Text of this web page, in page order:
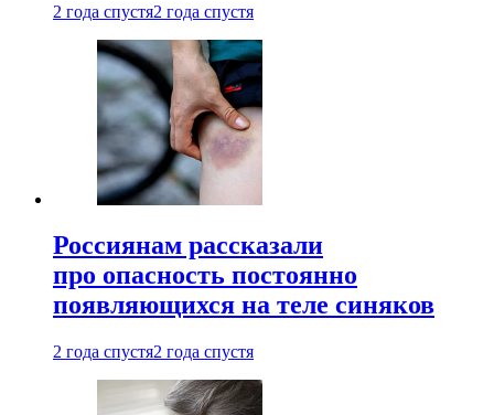
2 года спустя2 года спустя
Россиянам рассказали
про опасность постоянно
появляющихся на теле синяков
2 года спустя2 года спустя